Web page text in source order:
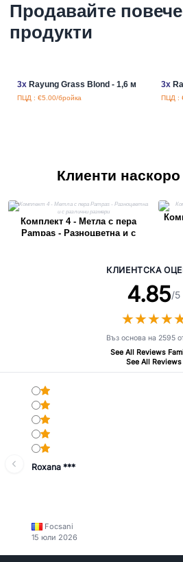
Продавайте
продукти
3xRayung Grass Blond - 1,6 м
ПЦД : €5.00/бройка
3x
ПЦД :
Клиенти
Комплект 4 - Метла с пера
Pampas - Разноцветна и с
КЛИЕНТСКА
4.85/5
★★★★
★★★★
Въз основа на 2595
See All Reviews
See All Reviews
Roxana ***
Focsani
15 юли 2026